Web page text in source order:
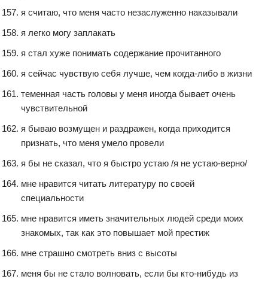
я считаю, что меня часто незаслуженно наказывали
я легко могу заплакать
я стал хуже понимать содержание прочитанного
я сейчас чувствую себя лучше, чем когда-либо в жизни
теменная часть головы у меня иногда бывает очень
чувствительной
я бываю возмущен и раздражен, когда приходится
признать, что меня умело провели
я бы не сказал, что я быстро устаю /я не устаю-верно/
мне нравится читать литературу по своей
специальности
мне нравится иметь значительных людей среди моих
знакомых, так как это повышает мой престиж
мне страшно смотреть вниз с высоты
меня бы не стало волновать, если бы кто-нибудь из